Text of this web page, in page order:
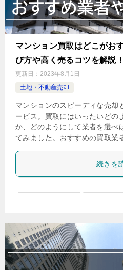
マンション買取はどこがお
び方や高く売るコツを解説！
更新日： 2023年8月1日
土地・不動産売却
マンションのスピーディな売却
ービス。買取にはいったいどの
か、どのようにして業者を選べ
てみました。おすすめの買取業
続きを